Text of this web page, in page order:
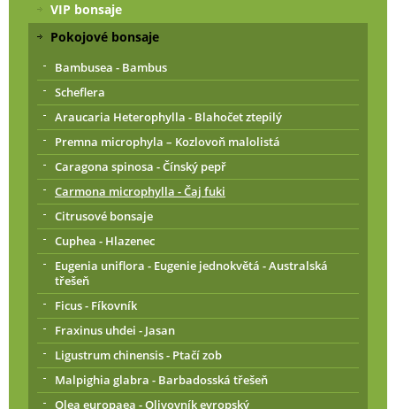
VIP bonsaje
Pokojové bonsaje
Bambusea - Bambus
Scheflera
Araucaria Heterophylla - Blahočet ztepilý
Premna microphyla – Kozlovoň malolistá
Caragona spinosa - Čínský pepř
Carmona microphylla - Čaj fuki
Citrusové bonsaje
Cuphea - Hlazenec
Eugenia uniflora - Eugenie jednokvětá - Australská
třešeň
Ficus - Fíkovník
Fraxinus uhdei - Jasan
Ligustrum chinensis - Ptačí zob
Malpighia glabra - Barbadosská třešeň
Olea europaea - Olivovník evropský